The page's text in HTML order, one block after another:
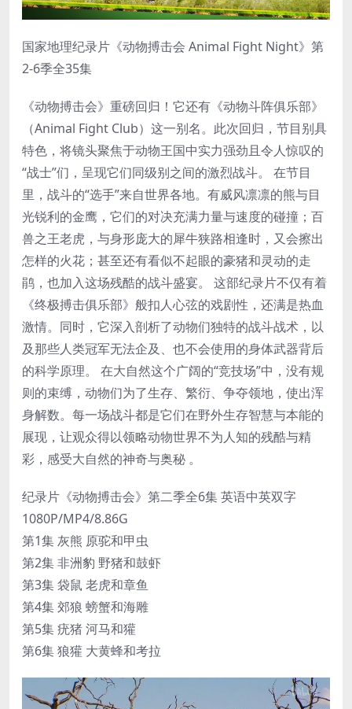
国家地理纪录片《动物搏击会 Animal Fight Night》第
2-6季全35集
《动物搏击会》重磅回归！它还有《动物斗阵俱乐部》
（Animal Fight Club）这一别名。此次回归，节目别具
特色，将镜头聚焦于动物王国中实力强劲且令人惊叹的
“战士”们，呈现它们同级别之间的激烈战斗。 在节目
里，战斗的“选手”来自世界各地。有威风凛凛的熊与目
光锐利的金鹰，它们的对决充满力量与速度的碰撞；百
兽之王老虎，与身形庞大的犀牛狭路相逢时，又会擦出
怎样的火花；甚至还有看似不起眼的豪猪和灵动的走
鹃，也加入这场残酷的战斗盛宴。 这部纪录片不仅有着
《终极搏击俱乐部》般扣人心弦的戏剧性，还满是热血
激情。同时，它深入剖析了动物们独特的战斗战术，以
及那些人类冠军无法企及、也不会使用的身体武器背后
的科学原理。 在大自然这个广阔的“竞技场”中，没有规
则的束缚，动物们为了生存、繁衍、争夺领地，使出浑
身解数。每一场战斗都是它们在野外生存智慧与本能的
展现，让观众得以领略动物世界不为人知的残酷与精
彩，感受大自然的神奇与奥秘 。
纪录片《动物搏击会》第二季全6集 英语中英双字
1080P/MP4/8.86G
第1集 灰熊 原驼和甲虫
第2集 非洲豹 野猪和鼓虾
第3集 袋鼠 老虎和章鱼
第4集 郊狼 螃蟹和海雕
第5集 疣猪 河马和獾
第6集 狼獾 大黄蜂和考拉